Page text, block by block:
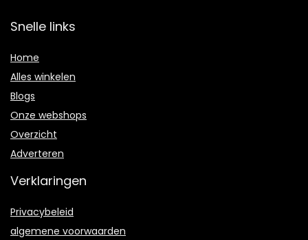
Snelle links
Home
Alles winkelen
Blogs
Onze webshops
Overzicht
Adverteren
Verklaringen
Privacybeleid
algemene voorwaarden